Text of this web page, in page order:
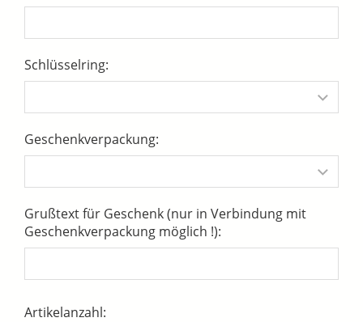
Schlüsselring:
Geschenkverpackung:
Grußtext für Geschenk (nur in Verbindung mit
Geschenkverpackung möglich !):
Artikelanzahl: